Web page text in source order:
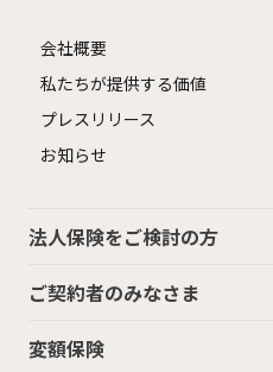
会社概要
私たちが提供する価値
プレスリリース
お知らせ
法人保険をご検討の方
ご契約者のみなさま
変額保険